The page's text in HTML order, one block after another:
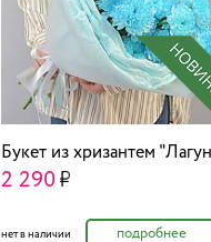
Букет из хризантем
2 290
нет в наличии подробнее